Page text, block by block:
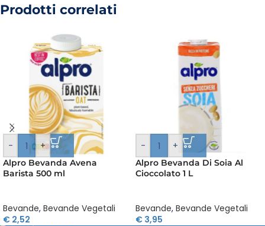
Prodotti correlati
- +
Alpro Bevanda Avena
Barista 500 ml
Bevande, Bevande Vegetali
€ 2,52
- +
Alpro Bevanda Di Soia Al
Cioccolato 1 L
Bevande, Bevande Vegetali
€ 3,95